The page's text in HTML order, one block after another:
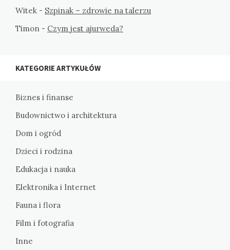
Witek - Szpinak – zdrowie na talerzu
Timon - Czym jest ajurweda?
KATEGORIE ARTYKUŁÓW
Biznes i finanse
Budownictwo i architektura
Dom i ogród
Dzieci i rodzina
Edukacja i nauka
Elektronika i Internet
Fauna i flora
Film i fotografia
Inne